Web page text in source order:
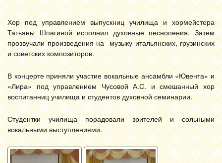
Хор под управлением выпускниц училища и хормейстера
Татьяны Шпагиной исполнил духовные песнопения. Затем
прозвучали произведения на музыку итальянских, грузинских
и советских композиторов.
В концерте приняли участие вокальные ансамбли «Ювента» и
«Лира» под управлением Чусовой А.С. и смешанный хор
воспитанниц училища и студентов духовной семинарии.
Студентки училища порадовали зрителей и сольными
вокальными выступлениями.